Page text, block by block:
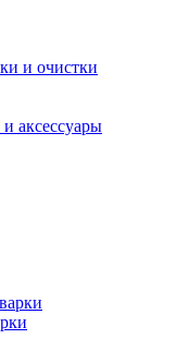
и очистки
аксессуары